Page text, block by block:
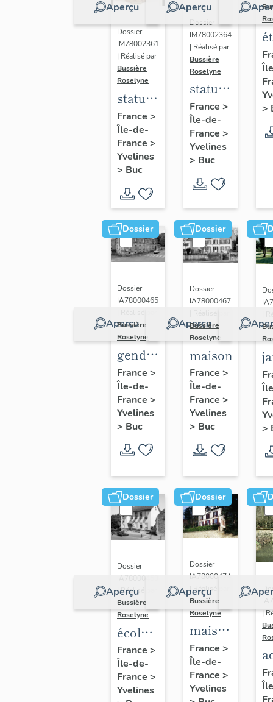
Aperçu
Dossier
IM78002361
| Réalisé par
Bussière
Roselyne
statue :
Vierge
à
l'Enfant
(n°2)
France >
Île-de-
France >
Yvelines
> Buc
Aperçu
Dossier
IM78002364
| Réalisé par
Bussière
Roselyne
statue :
Vierge
à
l'Enfant
(n°1)
France >
Île-de-
France >
Yvelines
> Buc
>
Dossier
Aperçu
Dossier
IA78000465
Bussière
Roselyne
gendarmerie,
actuellement
immeuble
France >
Île-de-
France >
Yvelines
> Buc
Dossier
Aperçu
Dossier
IA78000467
Bussière
Roselyne
maison
France >
Île-de-
France >
Yvelines
> Buc
>
Dossier
Aperçu
Dossier
| Réalisé par
Bussière
Roselyne
école
primaire
de
filles,
France >
Île-de-
France >
Yvelines
Dossier
Aperçu
Dossier
IA78000474
| Réalisé par
Bussière
Roselyne
maison
dite
villa
Saint
Marie
France >
Île-de-
France >
Yvelines
|